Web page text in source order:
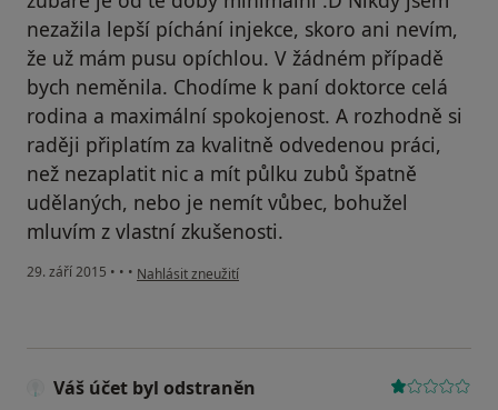
nezažila lepší píchání injekce, skoro ani nevím,
že už mám pusu opíchlou. V žádném případě
bych neměnila. Chodíme k paní doktorce celá
rodina a maximální spokojenost. A rozhodně si
raději připlatím za kvalitně odvedenou práci,
než nezaplatit nic a mít půlku zubů špatně
udělaných, nebo je nemít vůbec, bohužel
mluvím z vlastní zkušenosti.
29. září 2015 • • • podle názoru uživatele Váš účet byl odstraněn
Nahlásit zneužití
Váš účet byl odstraněn